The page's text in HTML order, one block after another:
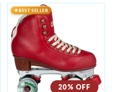
BEST SELLER
20% OFF